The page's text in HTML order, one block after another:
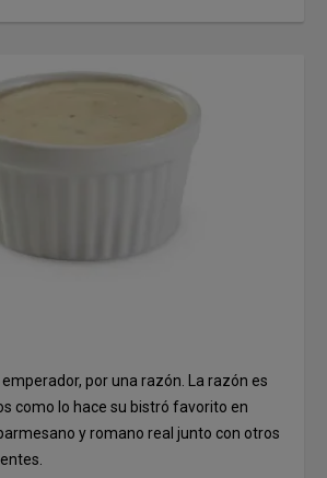
emperador, por una razón. La razón es
como lo hace su bistró favorito en
y romano real junto con otros